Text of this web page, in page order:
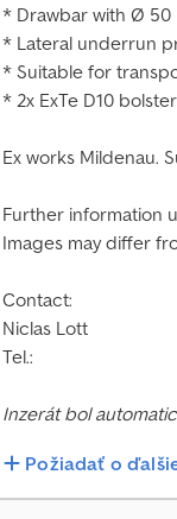
* Drawbar with Ø 50
* Lateral underrun
* Suitable for
* 2x ExTe D10
Ex works Mildenau.
Further information
Images may differ
Contact:
Niclas Lott
Tel.:
Inzerát bol
Požiadať o